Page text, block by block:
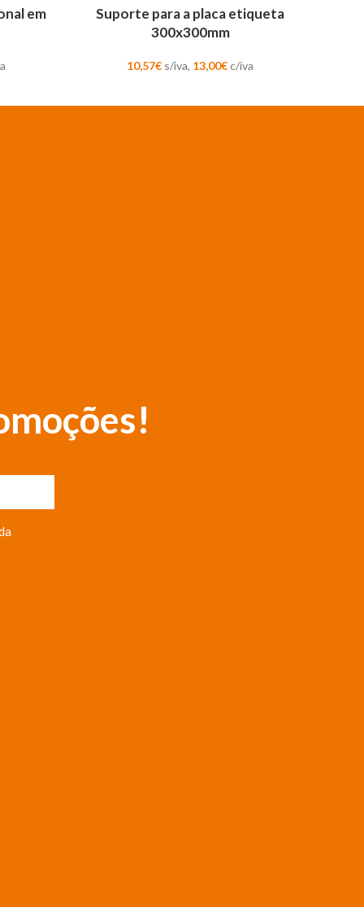
em
Suporte para a placa etiqueta
300x300mm
10,57€ s/iva, 13,00€c/iva